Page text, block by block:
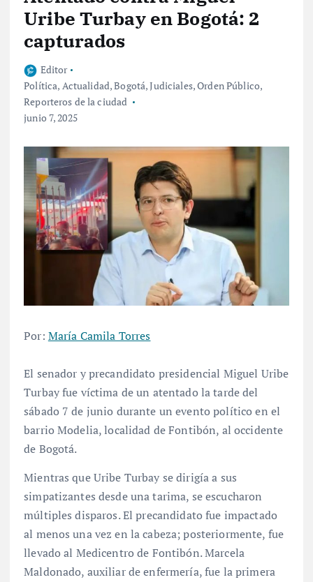
Uribe Turbay en Bogotá: 2
capturados
Editor
Política, Actualidad,Bogotá,Judiciales,Orden Público,
Reporteros de la ciudad
junio 7, 2025
Por: María Camila Torres
El senador y precandidato presidencial Miguel Uribe
Turbay fue víctima de un atentado la tarde del
sábado 7 de junio durante un evento político en el
barrio Modelia, localidad de Fontibón, al occidente
de Bogotá.
Mientras que Uribe Turbay se dirigía a sus
simpatizantes desde una tarima, se escucharon
múltiples disparos. El precandidato fue impactado
al menos una vez en la cabeza; posteriormente, fue
llevado al Medicentro de Fontibón. Marcela
Maldonado, auxiliar de enfermería, fue la primera